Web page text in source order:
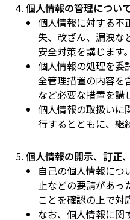
個人情報の管理につい
個人情報に対する不
失、改ざん、漏洩な
安全対策を講じます。
個人情報の処理を委
全管理措置の内容を
など必要な措置を講
個人情報の取扱いに
行するとともに、継
個人情報の開示、訂正
自己の個人情報につ
止などの要請があっ
ことを確認の上で対
なお、個人情報に関